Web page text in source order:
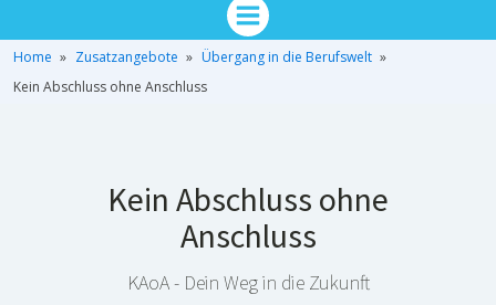
Home » Zusatzangebote » Übergang in die Berufswelt »
Kein Abschluss ohne Anschluss
Kein Abschluss ohne
Anschluss
KAoA - Dein Weg in die Zukunft